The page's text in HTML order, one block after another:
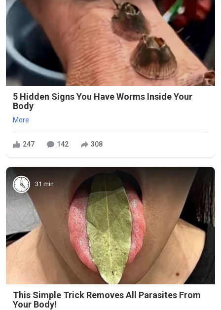
5 Hidden Signs You Have Worms Inside Your
Body
More
247 142 308
31 min
This Simple Trick Removes All Parasites From
Your Body!